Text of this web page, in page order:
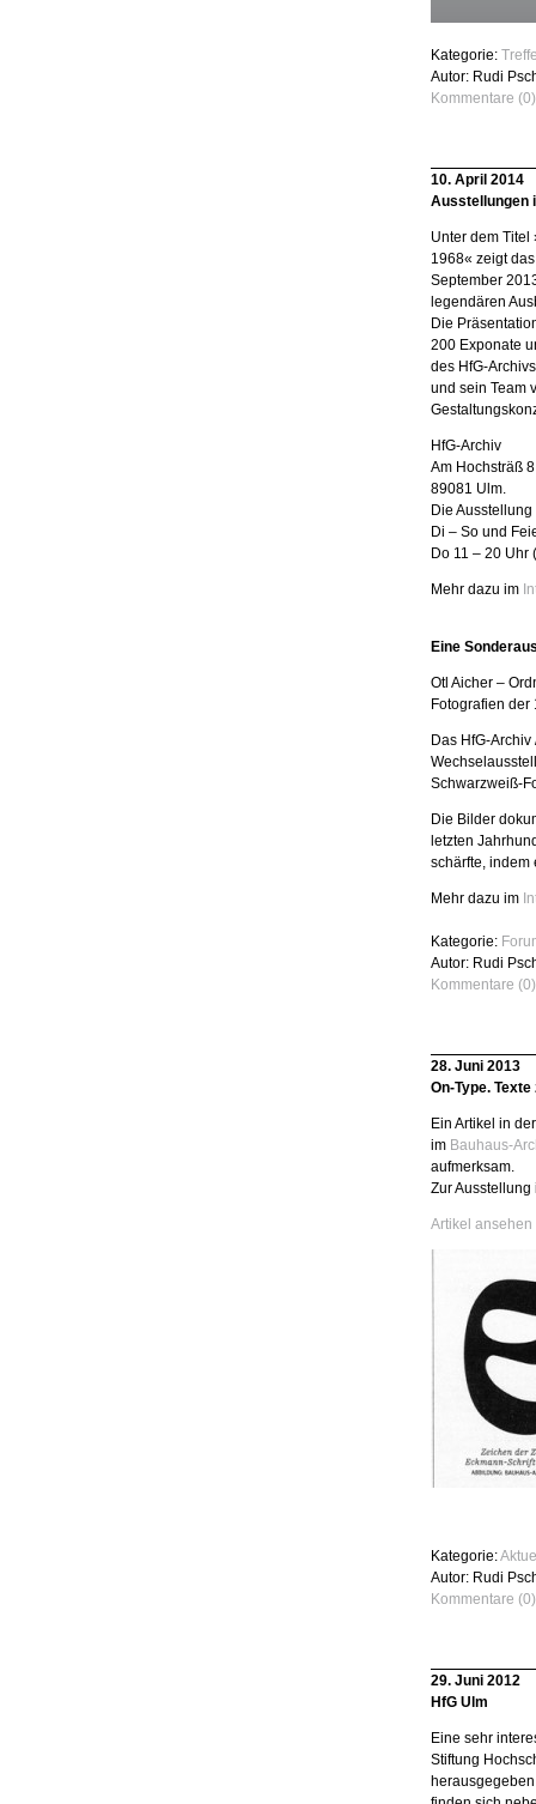
Kategorie:
Autor: Rudi
Kommentare (0)
10. April 2014
Ausstellungen
Unter dem Titel
1968« zeigt
September
legendären
Die
200 Exponate
des HfG-
und sein Team
HfG-Archiv
Am Hochsträß 8
89081 Ulm.
Die
Di – So und
Do 11 – 20 Uhr
Mehr dazu im
Eine
Otl Aicher –
Fotografien der
Das HfG-
Schwarzweiß-
Die Bilder
letzten
schärfte, indem
Mehr dazu im
Kategorie:
Autor: Rudi
Kommentare (0)
28. Juni 2013
On-Type.
Ein Artikel in
im Bauhaus-
aufmerksam.
Zur
Artikel ansehen
Kategorie:
Autor: Rudi
Kommentare (0)
29. Juni 2012
HfG Ulm
Eine sehr
Stiftung